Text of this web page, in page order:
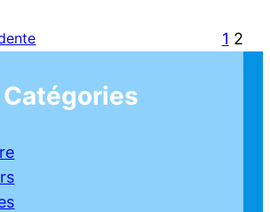
1 2
Catégories